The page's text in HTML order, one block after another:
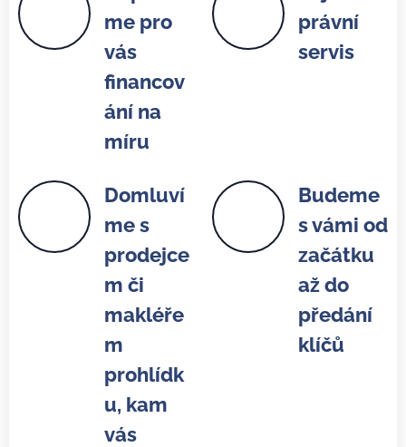
me pro
vás
financov
ání na
míru
právní
servis
Domluví
me s
prodejce
m či
makléře
m
prohlídk
u, kam
vás
Budeme
s vámi od
začátku
až do
předání
klíčů